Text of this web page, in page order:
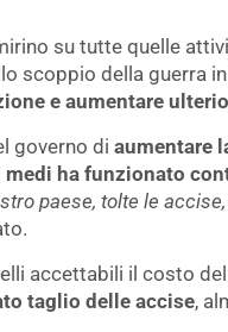
su tutte quelle
scoppio della guerra
e aumentare
governo di aumentare
ha funzionato
paese, tolte le
accettabili il costo
taglio delle accise,